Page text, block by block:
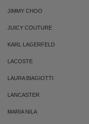
JIMMY CHOO
JUICY COUTURE
KARL LAGERFELD
LACOSTE
LAURA BIAGIOTTI
LANCASTER
MARIA NILA